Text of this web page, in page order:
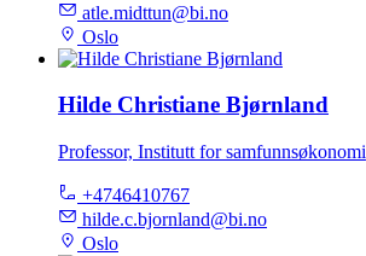
atle.midttun@bi.no
Oslo
Hilde Christiane Bjørnland
Professor, Institutt for samfunnsøkonomi
+4746410767
hilde.c.bjornland@bi.no
Oslo